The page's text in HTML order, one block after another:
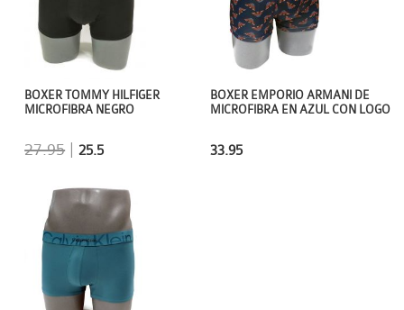
BOXER EMPORIO ARMANI DE
MICROFIBRA EN AZUL CON LOGO
33.95
BOXER TOMMY HILFIGER
MICROFIBRA NEGRO
27.95 |25.5